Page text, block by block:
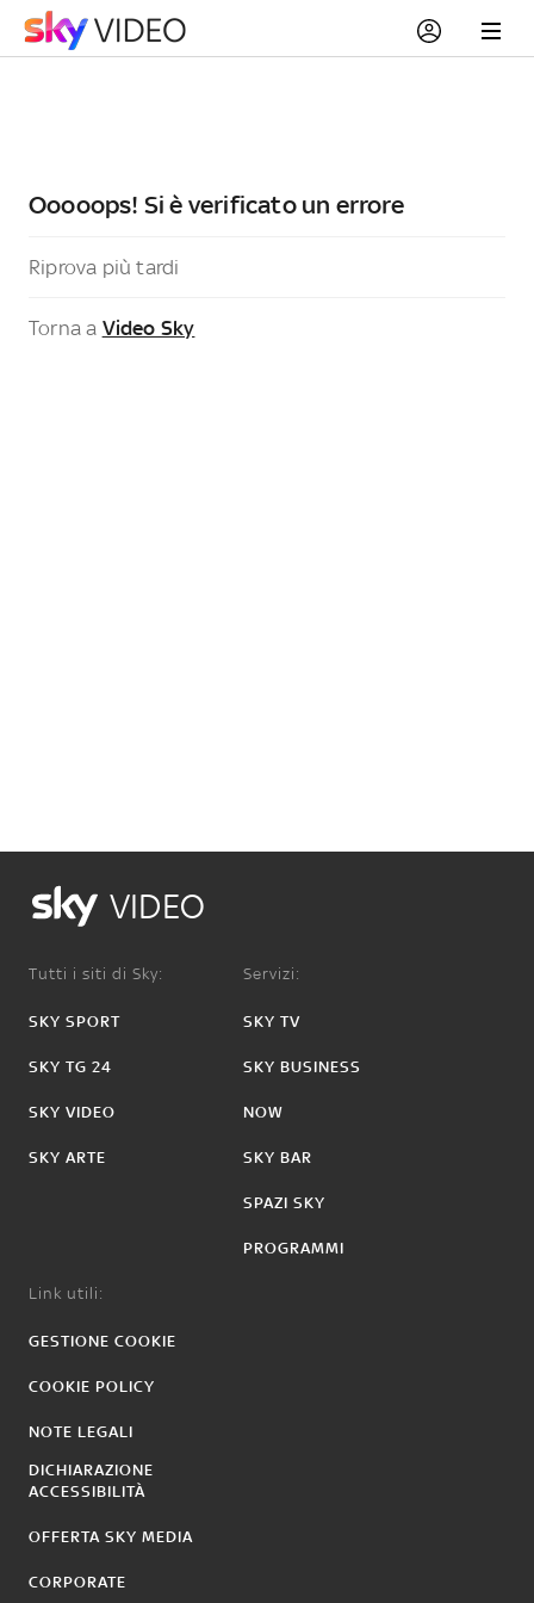
Ooooops! Si è verificato un errore
Riprova più tardi
Torna a Video Sky
VIDEO
Tutti i siti di Sky:
SKY SPORT
SKY TG 24
SKY VIDEO
SKY ARTE
Servizi:
SKY TV
SKY BUSINESS
NOW
SKY BAR
SPAZI SKY
PROGRAMMI
Link utili:
GESTIONE COOKIE
COOKIE POLICY
NOTE LEGALI
DICHIARAZIONE
ACCESSIBILITÀ
OFFERTA SKY MEDIA
CORPORATE